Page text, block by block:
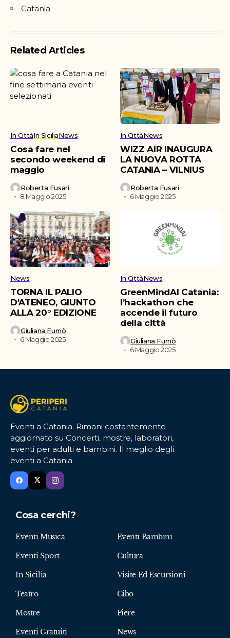
Catania
Related Articles
In CittàIn SiciliaNews
Cosa fare nel
secondo weekend di
maggio
Roberta Fusari
8 Maggio 2025
In CittàNews
WIZZ AIR INAUGURA
LA NUOVA ROTTA
CATANIA – VILNIUS
Roberta Fusari
6 Maggio 2025
News
TORNA IL PALIO
D’ATENEO, GIUNTO
ALLA 20° EDIZIONE
Giuliana Furnò
6 Maggio 2025
In CittàNews
GreenMindAI Catania:
l’hackathon che
accende il futuro
della città
Giuliana Furnò
6 Maggio 2025
Eventi a Catania. Rimani costantemente
aggiornato su Concerti, mostre, laboratori,
eventi per adulti e bambini. Il meglio degli
eventi a Catania
Cosa cerchi?
Eventi Musica Eventi Bambini
Eventi Sport Cultura
In Sicilia Visite Ed Escursioni
Teatro Cibo
Mostre Fiere
Eventi Gratuiti News